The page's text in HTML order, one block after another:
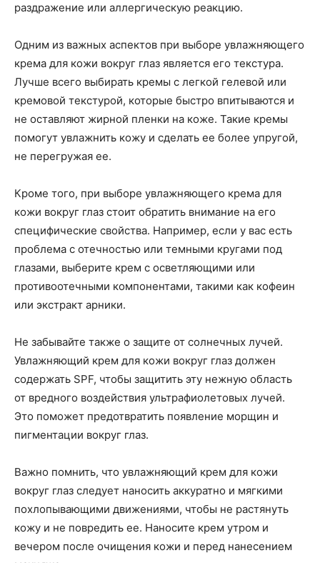
раздражение или аллергическую реакцию.
Одним из важных аспектов при выборе увлажняющего
крема для кожи вокруг глаз является его текстура.
Лучше всего выбирать кремы с легкой гелевой или
кремовой текстурой, которые быстро впитываются и
не оставляют жирной пленки на коже. Такие кремы
помогут увлажнить кожу и сделать ее более упругой,
не перегружая ее.
Кроме того, при выборе увлажняющего крема для
кожи вокруг глаз стоит обратить внимание на его
специфические свойства. Например, если у вас есть
проблема с отечностью или темными кругами под
глазами, выберите крем с осветляющими или
противоотечными компонентами, такими как кофеин
или экстракт арники.
Не забывайте также о защите от солнечных лучей.
Увлажняющий крем для кожи вокруг глаз должен
содержать SPF, чтобы защитить эту нежную область
от вредного воздействия ультрафиолетовых лучей.
Это поможет предотвратить появление морщин и
пигментации вокруг глаз.
Важно помнить, что увлажняющий крем для кожи
вокруг глаз следует наносить аккуратно и мягкими
похлопывающими движениями, чтобы не растянуть
кожу и не повредить ее. Наносите крем утром и
вечером после очищения кожи и перед нанесением